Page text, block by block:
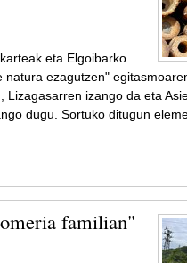
eta Elgoibarko
ezagutzen"
izango da eta
dugu. Sortuko ditugun
familian"